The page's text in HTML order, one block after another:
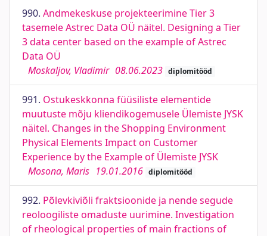
990. Andmekeskuse projekteerimine Tier 3
tasemele Astrec Data OÜ näitel. Designing a Tier
3 data center based on the example of Astrec
Data OÜ
Moskaljov, Vladimir 08.06.2023 diplomitööd
991. Ostukeskkonna füüsiliste elementide
muutuste mõju kliendikogemusele Ülemiste JYSK
näitel. Changes in the Shopping Environment
Physical Elements Impact on Customer
Experience by the Example of Ülemiste JYSK
Mosona, Maris 19.01.2016 diplomitööd
992. Põlevkiviõli fraktsioonide ja nende segude
reoloogiliste omaduste uurimine. Investigation
of rheological properties of main fractions of